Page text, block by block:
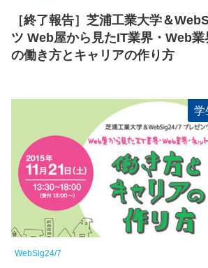
［終了報告］芝浦工業大学＆
ツ Web屋から見たIT業界・Web
の働き方とキャリアの作り方
学
WebSig24/7